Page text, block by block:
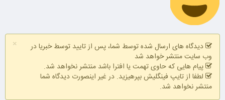
سفارش سورملینا
با تخفیف ویژه
×
دیدگاه های ارسال شده توسط شما، پس از تایید توسط خبریا در
وب سایت منتشر خواهد شد
پیام هایی که حاوی تهمت یا افترا باشد منتشر نخواهد شد.
لطفا از تایپ فینگلیش بپرهیزید. در غیر اینصورت دیدگاه شما
منتشر نخواهد شد.